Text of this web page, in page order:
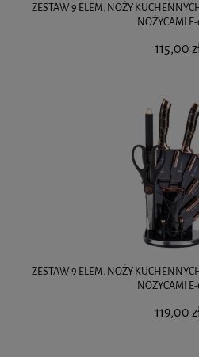
ZESTAW 9 ELEM. NOŻY
NOŻYCAMI
115,00
ZESTAW 9 ELEM. NOŻY
NOŻYCAMI
119,00